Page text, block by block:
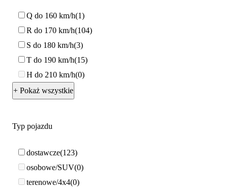
Q do 160 km/h 1
R do 170 km/h 104
S do 180 km/h 3
T do 190 km/h 15
H do 210 km/h 0
+ Pokaż wszystkie
Typ pojazdu
dostawcze 123
osobowe/SUV 0
terenowe/4x4 0